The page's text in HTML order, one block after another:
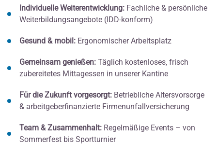
Individuelle Weiterentwicklung: Fachliche & persönliche
Weiterbildungsangebote (IDD-konform)
Gesund & mobil: Ergonomischer Arbeitsplatz
Gemeinsam genießen: Täglich kostenloses, frisch
zubereitetes Mittagessen in unserer Kantine
Für die Zukunft vorgesorgt: Betriebliche Altersvorsorge
& arbeitgeberfinanzierte Firmenunfallversicherung
Team & Zusammenhalt: Regelmäßige Events – von
Sommerfest bis Sportturnier